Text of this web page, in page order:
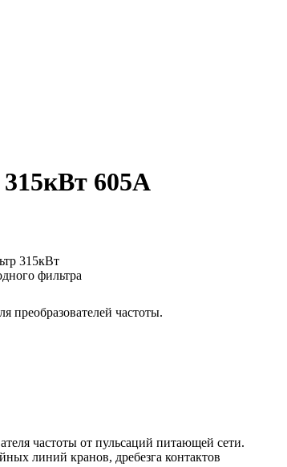
605А
частоты.
частоты от пульсаций питающей сети.
линий кранов, дребезга контактов